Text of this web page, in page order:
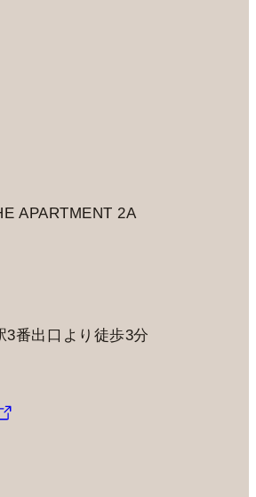
APARTMENT 2A
3番出口より徒歩3分